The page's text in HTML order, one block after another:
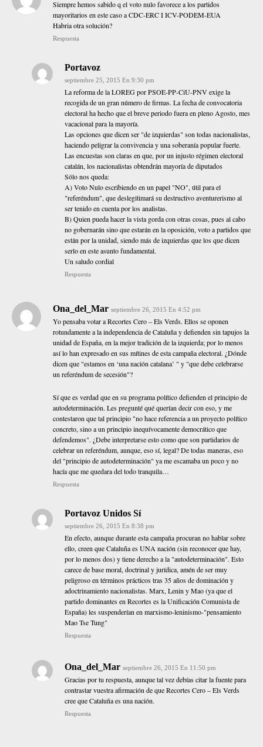
Siempre hemos sabido q el voto nulo favorece a los partidos
mayoritarios en este caso a CDC-ERC I ICV-PODEM-EUA
Habria otra solución?
Respuesta
Portavoz
septiembre 25, 2015 En 9:30 pm
La reforma de la LOREG por PSOE-PP-CiU-PNV exige la
recogida de un gran número de firmas. La fecha de convocatoria
electoral ha hecho que el breve periodo fuera en pleno Agosto, mes
vacacional para la mayoría.
Las opciones que dicen ser "de izquierdas" son todas nacionalistas,
haciendo peligrar la convivencia y una soberanía popular fuerte.
Las encuestas son claras en que, por un injusto régimen electoral
catalán, los nacionalistas obtendrán mayoría de diputados
Sólo nos queda:
A) Voto Nulo escribiendo en un papel "NO", útil para el
"referéndum", que deslegitimará su destructivo aventurerismo al
ser tenido en cuenta por los analistas.
B) Quien pueda hacer la vista gorda con otras cosas, pues al cabo
no gobernarán sino que estarán en la oposición, voto a partidos que
están por la unidad, siendo más de izquierdas que los que dicen
serlo en este asunto fundamental.
Un saludo cordial
Respuesta
Ona_del_Mar septiembre 26, 2015 En 4:52 pm
Yo pensaba votar a Recortes Cero – Els Verds. Ellos se oponen
rotundamente a la independencia de Cataluña y defienden sin tapujos la
unidad de España, en la mejor tradición de la izquierda; por lo menos
así lo han expresado en sus mítines de esta campaña electoral. ¿Dónde
dicen que "estamos en ‘una nación catalana’ " y "que debe celebrarse
un referéndum de secesión"?
Sí que es verdad que en su programa político defienden el principio de
autodeterminación. Les pregunté qué querían decir con eso, y me
contestaron que tal principio "no hace referencia a un proyecto político
concreto, sino a un principio inequívocamente democrático que
defendemos". ¿Debe interpretarse esto como que son partidarios de
celebrar un referéndum, aunque, eso sí, legal? De todas maneras, eso
del "principio de autodeterminación" ya me escamaba un poco y no
hacía que me quedara del todo tranquila…
Respuesta
Portavoz Unidos Sí
septiembre 26, 2015 En 8:38 pm
En efecto, aunque durante esta campaña procuran no hablar sobre
ello, creen que Cataluña es UNA nación (sin reconocer que hay,
por lo menos dos) y tiene derecho a la "autodeterminación". Esto
carece de base moral, doctrinal y jurídica, amén de ser muy
peligroso en términos prácticos tras 35 años de dominación y
adoctrinamiento nacionalistas. Marx, Lenin y Mao (ya que el
partido dominantes en Recortes es la Unificación Comunista de
España) les suspenderían en marxismo-leninismo-"pensamiento
Mao Tse Tung"
Respuesta
Ona_del_Mar septiembre 26, 2015 En 11:50 pm
Gracias por tu respuesta, aunque tal vez debías citar la fuente para
contrastar vuestra afirmación de que Recortes Cero – Els Verds
cree que Cataluña es una nación.
Respuesta